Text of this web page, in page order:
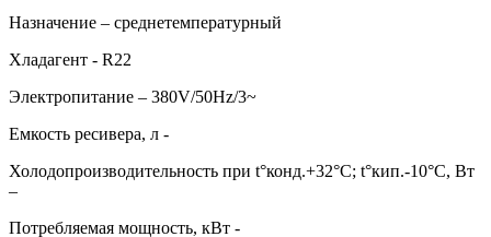
Назначение – среднетемпературный
Хладагент - R22
Электропитание – 380V/50Hz/3~
Емкость ресивера, л -
Холодопроизводительность при t°конд.+32°С; t°кип.-10°С, Вт
–
Потребляемая мощность, кВт -